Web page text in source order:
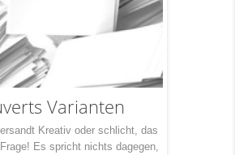
Varianten
Kreativ oder schlicht, das
Es spricht nichts dagegen,